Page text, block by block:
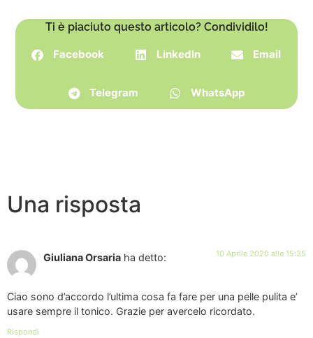
Ti è piaciuto questo articolo? Condividilo!
Facebook LinkedIn Email
Telegram WhatsApp
Una risposta
Giuliana Orsaria ha detto: 10 Aprile 2020 alle 15:35
Ciao sono d’accordo l’ultima cosa fa fare per una pelle pulita e’
usare sempre il tonico. Grazie per avercelo ricordato.
Rispondi